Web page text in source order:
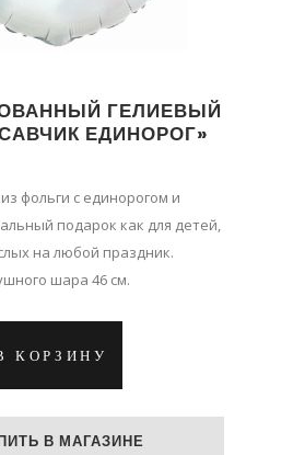
ГЕЛИЕВЫЙ
ЕДИНОРОГ»
фольги с единорогом и
подарок как для детей,
на любой праздник.
шара 46 см.
КОРЗИНУ
В МАГАЗИНЕ